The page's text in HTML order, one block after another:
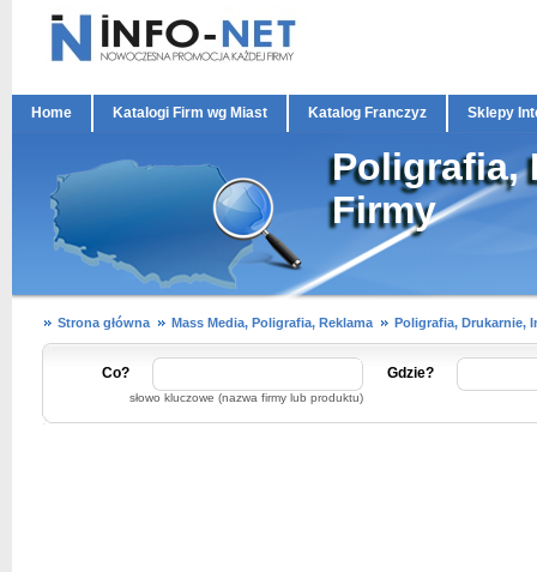
Home Katalogi Firm wg Miast Katalog Franczyz Sklepy
Poligrafia,
Firmy
Strona główna Mass Media, Poligrafia, Reklama Poligrafia, Drukarnie,
Co?
słowo kluczowe (nazwa firmy lub produktu)
Gdzie?